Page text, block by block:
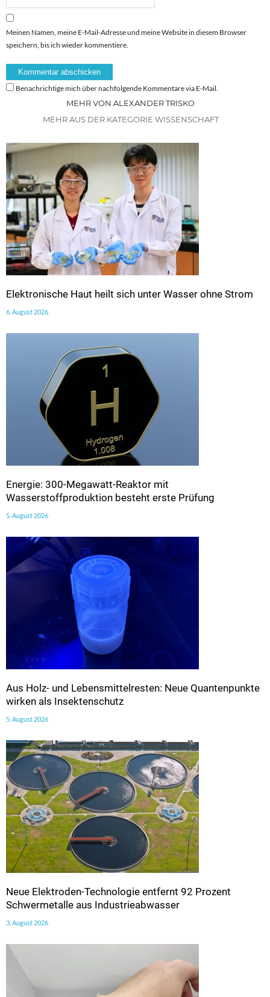
Meinen Namen, meine E-Mail-Adresse und meine Website in diesem Browser
speichern, bis ich wieder kommentiere.
Benachrichtige mich über nachfolgende Kommentare via E-Mail.
MEHR VON ALEXANDER TRISKO
MEHR AUS DER KATEGORIE WISSENSCHAFT
Elektronische Haut heilt sich unter Wasser ohne Strom
6. August 2026
Energie: 300-Megawatt-Reaktor mit
Wasserstoffproduktion besteht erste Prüfung
5. August 2026
Aus Holz- und Lebensmittelresten: Neue Quantenpunkte
wirken als Insektenschutz
5. August 2026
Neue Elektroden-Technologie entfernt 92 Prozent
Schwermetalle aus Industrieabwasser
3. August 2026